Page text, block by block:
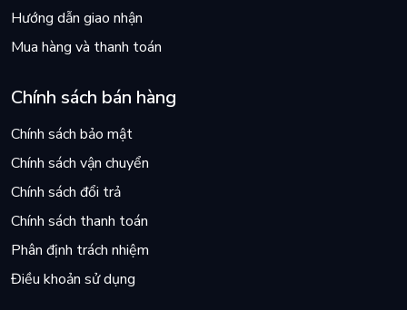
Hướng dẫn giao nhận
Mua hàng và thanh toán
Chính sách bán hàng
Chính sách bảo mật
Chính sách vận chuyển
Chính sách đổi trả
Chính sách thanh toán
Phân định trách nhiệm
Điều khoản sử dụng